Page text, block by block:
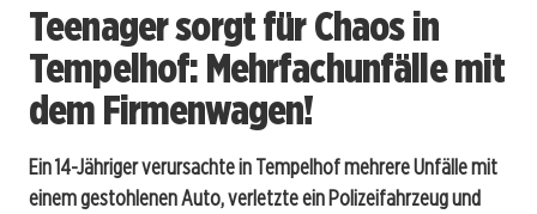
Teenager sorgt für Chaos in
Tempelhof: Mehrfachunfälle mit
dem Firmenwagen!
Ein 14-Jähriger verursachte in Tempelhof mehrere Unfälle mit
einem gestohlenen Auto, verletzte ein Polizeifahrzeug und